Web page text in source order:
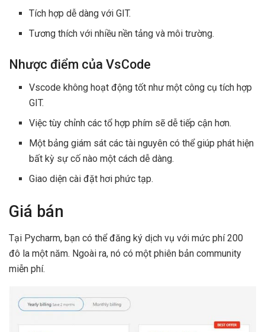
Tích hợp dễ dàng với GIT.
Tương thích với nhiều nền tảng và môi trường.
Nhược điểm của VsCode
Vscode không hoạt động tốt như một công cụ tích hợp
GIT.
Việc tùy chỉnh các tổ hợp phím sẽ dễ tiếp cận hơn.
Một bảng giám sát các tài nguyên có thể giúp phát hiện
bất kỳ sự cố nào một cách dễ dàng.
Giao diện cài đặt hơi phức tạp.
Giá bán
Tại Pycharm, bạn có thể đăng ký dịch vụ với mức phí 200
đô la một năm. Ngoài ra, nó có một phiên bản community
miễn phí.